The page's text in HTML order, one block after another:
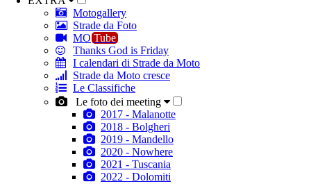
Motogallery
Strade da Foto
MO Tube
Thanks God is Friday
I calendari di Strade da Moto
Strade da Moto cresce
Le Classifiche
Le foto dei meeting
2017 - Malanotte
2018 - Bolgheri
2019 - Mandello
2020 - Nowhere
2021 - Tuscania
2022 - Dolomiti